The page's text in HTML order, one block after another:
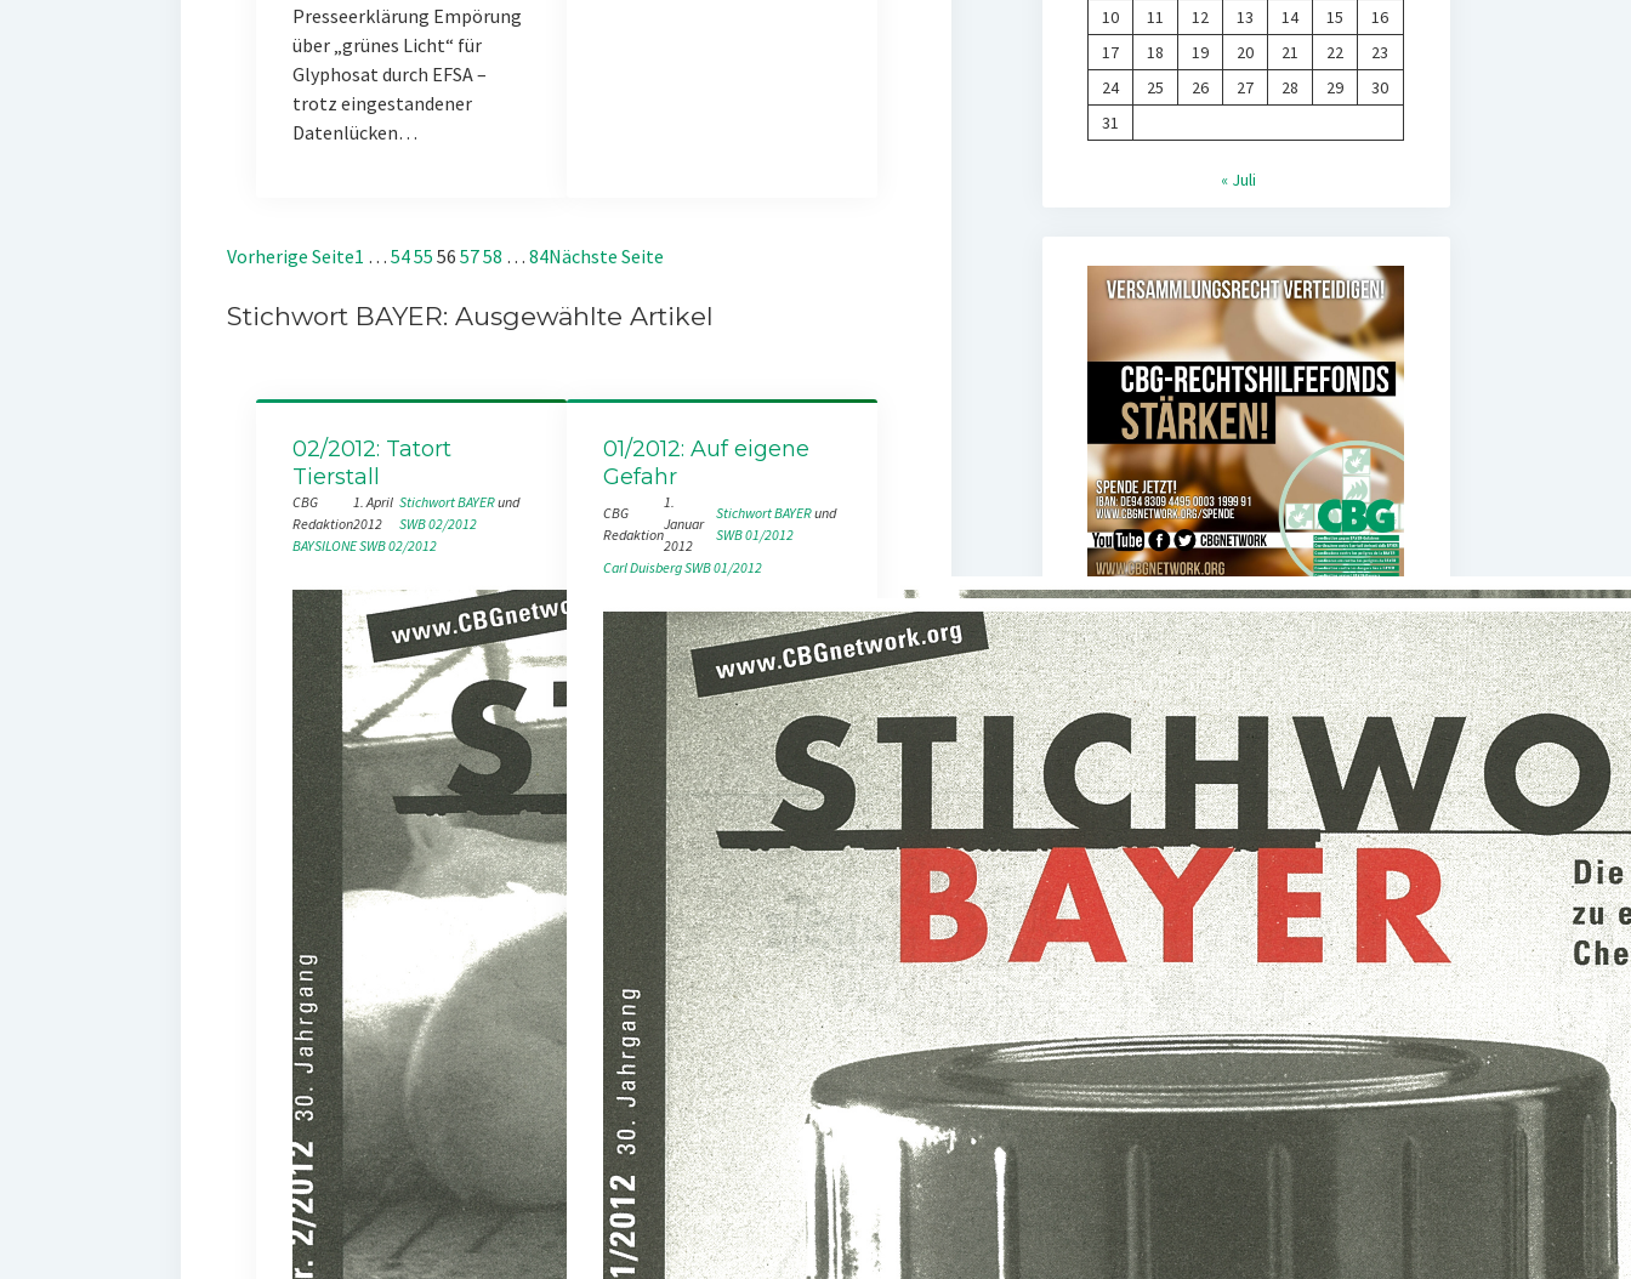
Presseerklärung Empörung
über „grünes Licht“ für
Glyphosat durch EFSA –
trotz eingestandener
Datenlücken…
Vorherige Seite1 … 5455 56 5758 … 84Nächste Seite
Stichwort BAYER: Ausgewählte Artikel
02/2012: Tatort
Tierstall
CBG
Redaktion
1. April
2012
Stichwort BAYER
und
SWB 02/2012
BAYSILONESWB 02/2012
01/2012: Auf eigene
Gefahr
CBG
Redaktion
1.
Januar
2012
Stichwort BAYER
und
SWB 01/2012
Carl DuisbergSWB 01/2012
10
11 12 13 14 15
16
17
18 19 20 21 22
23
24
25 26 27 28 29
30
31
« Juli